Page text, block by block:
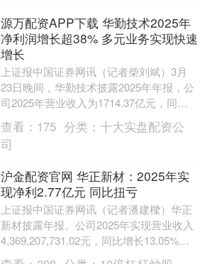
源万配资APP下载 华勤技术2025年
净利润增长超38% 多元业务实现快速
增长
上证报中国证券网讯（记者柴刘斌）3月
23日晚间，华勤技术披露2025年年报，公
司2025年营业收入为1714.37亿元，同比
增长56.02%；归母净利润为40.....
查看： 175 分类： 十大实盘配资公
司
沪金配资官网 华正新材：2025年实
现净利2.77亿元 同比扭亏
上证报中国证券网讯（记者潘建樑）华正
新材披露年报。公司2025年实现营业收入
4,369,207,731.02元，同比增长13.05%；
归属于上市公司股东的净利润....